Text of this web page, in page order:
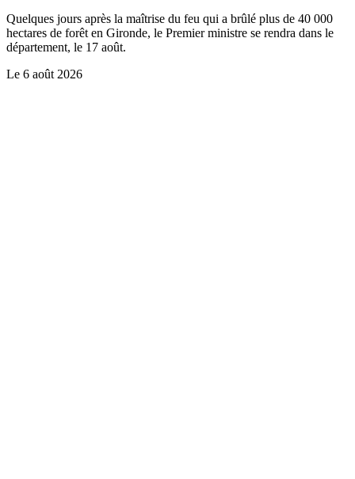
Quelques jours après la maîtrise du feu qui a brûlé plus de 40 000
hectares de forêt en Gironde, le Premier ministre se rendra dans le
département, le 17 août.
Le 6 août 2026